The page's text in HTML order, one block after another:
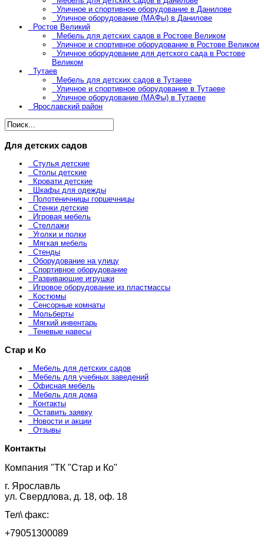
Уличное и спортивное оборудование в Данилове
Уличное оборудование (МАФы) в Данилове
Ростов Великий
Мебель для детских садов в Ростове Великом
Уличное и спортивное оборудование в Ростове Великом
Уличное оборудование для детского сада в Ростове
Великом
Тутаев
Мебель для детских садов в Тутаеве
Уличное и спортивное оборудование в Тутаеве
Уличное оборудование (МАФы) в Тутаеве
Ярославский район
Для детских садов
Стулья детские
Столы детские
Кровати детские
Шкафы для одежды
Полотеничницы горшечницы
Стенки детские
Игровая мебель
Стеллажи
Уголки и полки
Мягкая мебель
Стенды
Оборудование на улицу
Спортивное оборудование
Развивающие игрушки
Игровое оборудование из пластмассы
Костюмы
Сенсорные комнаты
Мольберты
Мягкий инвентарь
Теневые навесы
Стар и Ко
Мебель для детских садов
Мебель для учебных заведений
Офисная мебель
Мебель для дома
Контакты
Оставить заявку
Новости и акции
Отзывы
Контакты
Компания "ТК "Стар и Ко"
г. Ярославль
ул. Свердлова, д. 18, оф. 18
Тел\ факс:
+79051300089